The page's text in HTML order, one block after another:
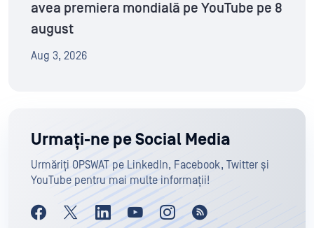
avea premiera mondială pe YouTube pe 8
august
Aug 3, 2026
Urmați-ne pe Social Media
Urmăriți OPSWAT pe LinkedIn, Facebook, Twitter și
YouTube pentru mai multe informații!